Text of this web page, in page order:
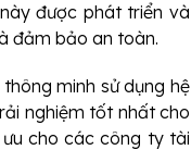
được phát triển và
đảm bảo an toàn.
minh sử dụng hệ
nghiệm tốt nhất cho
cho các công tytài